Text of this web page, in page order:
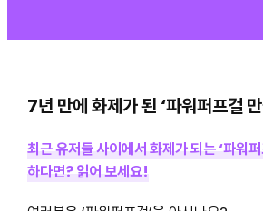
7년 만에 화제가 된 ‘파워퍼프걸
최근 유저들 사이에서 화제가 되는 ‘파워
하다면? 읽어 보세요!